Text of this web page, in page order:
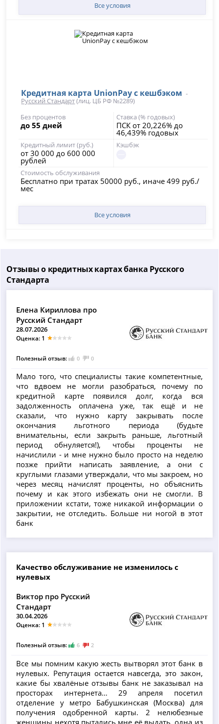
Все условия
Кредитная карта UnionPay с кешбэком -
Русский Стандарт(лиц. ЦБ РФ №2289)
Без процентов
до 55 дней
Ставка (% годовых)
ПСК от 20,226% до
46,439% годовых
Кредитный лимит (руб.)
от 30 000 до 600 000
рублей
Кэшбэк
Стоимость обслуживания
Бесплатно при тратах 50000 руб., иначе 499 руб./
мес
Все условия
Отзывы о кредитных картах банка Русского
Стандарта
Елена Кириллова про
Русский Стандарт
28.07.2026
Оценка: 1
Полезный отзыв: 0 0
Мало того, что специалисты такие компетентные,
что вдвоем не могли разобраться, почему по
кредитной карте появился долг, когда вся
задолженность оплачена уже, так ещё и не
сказали, что нужно карту закрывать после
окончания льготного периода (будьте
внимательны, если закрыть раньше, льготный
период обнуляется!), чтобы проценты не
начислили - и мне нужно было просто на неделю
позже прийти написать заявление, а они с
круглыми глазами утверждали, что мы закроем, но
через месяц начислят проценты, но объяснить
почему и как этого избежать они не смогли. В
приложении кстати, тоже никакой информации о
закрытии, не отследить. Больше ни ногой в этот
банк
Качество обслуживание не изменилось с
нулевых
Виктор про Русский
Стандарт
30.04.2026
Оценка: 1
Полезный отзыв: 6 2
Все мы помним какую жесть вытворял этот банк в
нулевых. Репутация остается навсегда, это закон,
какие бы хвалёные отзывы банк не заказывал на
просторах интернета… 29 апреля посетил
отделение у метро Бабушкинская (Москва) для
получения одобренной карты. 2 нелюбезные
женщины нехотя пытались мне её выдать, одна из